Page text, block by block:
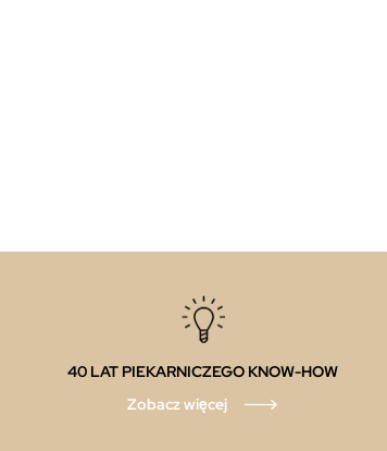
40 LAT PIEKARNICZEGO KNOW-HOW
Zobacz więcej